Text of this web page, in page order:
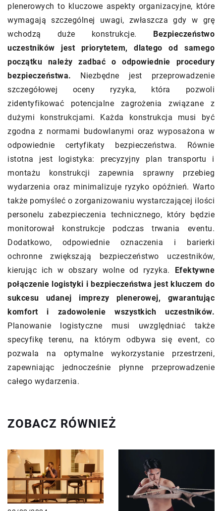
plenerowych to kluczowe aspekty organizacyjne, które
wymagają szczególnej uwagi, zwłaszcza gdy w grę
wchodzą duże konstrukcje. Bezpieczeństwo
uczestników jest priorytetem, dlatego od samego
początku należy zadbać o odpowiednie procedury
bezpieczeństwa. Niezbędne jest przeprowadzenie
szczegółowej oceny ryzyka, która pozwoli
zidentyfikować potencjalne zagrożenia związane z
dużymi konstrukcjami. Każda konstrukcja musi być
zgodna z normami budowlanymi oraz wyposażona w
odpowiednie certyfikaty bezpieczeństwa. Równie
istotna jest logistyka: precyzyjny plan transportu i
montażu konstrukcji zapewnia sprawny przebieg
wydarzenia oraz minimalizuje ryzyko opóźnień. Warto
także pomyśleć o zorganizowaniu wystarczającej ilości
personelu zabezpieczenia technicznego, który będzie
monitorował konstrukcje podczas trwania eventu.
Dodatkowo, odpowiednie oznaczenia i barierki
ochronne zwiększają bezpieczeństwo uczestników,
kierując ich w obszary wolne od ryzyka. Efektywne
połączenie logistyki i bezpieczeństwa jest kluczem do
sukcesu udanej imprezy plenerowej, gwarantując
komfort i zadowolenie wszystkich uczestników.
Planowanie logistyczne musi uwzględniać także
specyfikę terenu, na którym odbywa się event, co
pozwala na optymalne wykorzystanie przestrzeni,
zapewniając jednocześnie płynne przeprowadzenie
całego wydarzenia.
ZOBACZ RÓWNIEŻ